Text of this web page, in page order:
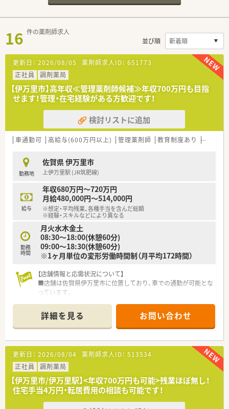
16 件の薬剤師求人
並び順
更新日： 2026/08/05 薬剤師求人ID： 651773
正社員
調剤薬局
【伊万里市】高年収≪管理薬剤師候補≫年収700万円も目指
せます！管理・在宅経験がある方歓迎です！
検討リストに追加
車通勤可 高給与(600万円以上) 管理薬剤師 教育制度あり シフト
勤務地
佐賀県 伊万里市
上伊万里駅 (JR筑肥線)
給与
年収680万円～720万円
月給480,000円～514,000円
※想定・平均残業、各種手当を含んだ総額
※経験・スキルなどにより異なる
勤務
時間
月火水木金土
08:30～18:00(休憩60分)
09:00～18:30(休憩60分)
※1ヶ月単位の変形労働時間制（月平均172時間）
【店舗情報と応需状況について】
■店舗は佐賀県伊万里市に位置しており、車での通勤が可能とな
っています。
広く、在宅業務も積極的に行っています。
■1日の処方箋枚数は平均約90枚で、薬剤師は複数名体制でゆと
りを持って業務にあたっています。
【法人特徴について】
■2021年に東証グロース市場へ上場し、福岡本社から関東エリ
アまで45店舗を展開し成長中です。
■超高齢化社会のニーズに応えるため、在宅医療への対応を積極
的に推進していることが大きな特徴です。
■現場の意見を反映して自社開発した在宅業務専用システムを
導入し、業務負荷の軽減に努めています。
詳細を見る お問い合わせ
更新日： 2026/08/04 薬剤師求人ID： 513534
正社員
調剤薬局
【伊万里市/伊万里駅】<年収700万円も可能>残業ほぼ無し！
住宅手当4万円・転居費用の相談も可能です！